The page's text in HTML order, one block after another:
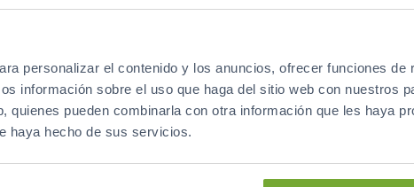
personalizar el contenido y los anuncios, ofrecer funciones de
información sobre el uso que haga del sitio web con nuestros
quienes pueden combinarla con otra información que les haya
haya hecho de sus servicios.
Airbag lateral de cortina delantero